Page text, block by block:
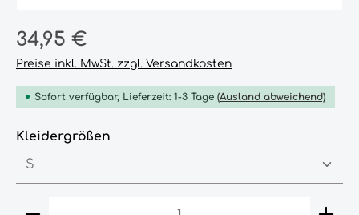
Regulärer Preis:
34,95 €
Preise inkl. MwSt. zzgl. Versandkosten
Sofort verfügbar, Lieferzeit: 1-3 Tage (Ausland abweichend)
Kleidergrößen
Produkt Anzahl: Gib den gewünschten Wert